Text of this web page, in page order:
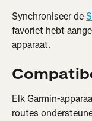
Synchroniseer de
favoriet hebt
apparaat.
Elk Garmin-
routes